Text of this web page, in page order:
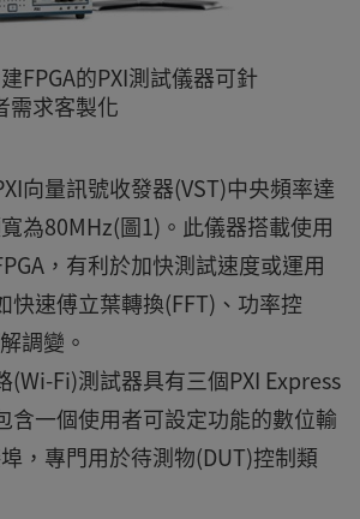
FPGA的PXI測試儀器可針
需求客製化
向量訊號收發器(VST)中央頻率達
為80MHz(圖1)。此儀器搭載使用
，有利於加快測試速度或運用
快速傅立葉轉換(FFT)、功率控
調變。
(Wi-Fi)測試器具有三個PXI Express
含一個使用者可設定功能的數位輸
，專門用於待測物(DUT)控制類